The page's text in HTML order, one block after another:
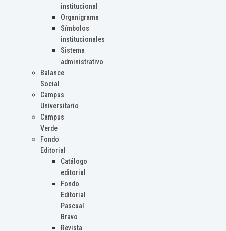
institucional
Organigrama
Símbolos
institucionales
Sistema
administrativo
Balance
Social
Campus
Universitario
Campus
Verde
Fondo
Editorial
Catálogo
editorial
Fondo
Editorial
Pascual
Bravo
Revista